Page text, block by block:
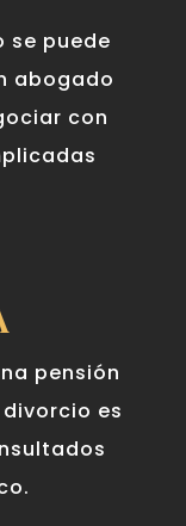
se puede
abogado
con
pensión
es